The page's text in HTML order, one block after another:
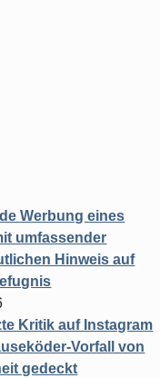
Werbung eines
umfassender
Hinweis auf
Kritik auf Instagram
Vorfall von
gedeckt